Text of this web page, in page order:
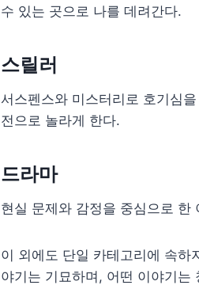
수 있는 곳으로 나를 데려간다.
스릴러
서스펜스와 미스터리로 호기심
전으로 놀라게 한다.
드라마
현실 문제와 감정을 중심으로 한
이 외에도 단일 카테고리에 속하
야기는 기묘하며, 어떤 이야기는